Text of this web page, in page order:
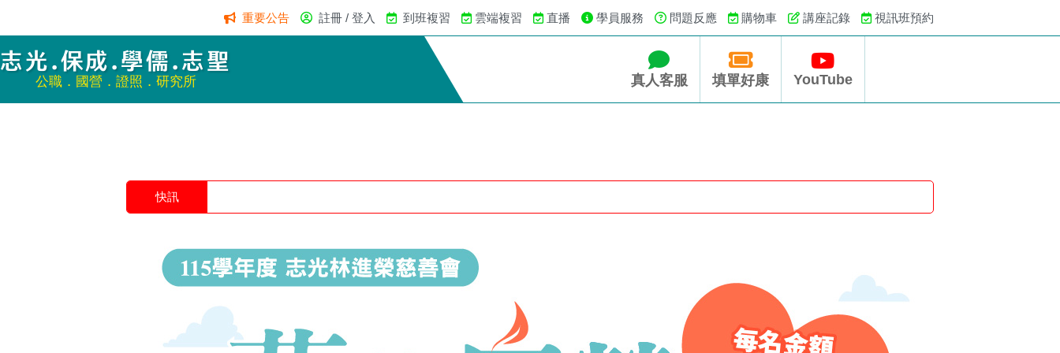
重要公告 註冊 / 登入 到班複習 雲端複習 直播 學員服務 問題反應 購物車 講座記錄 視訊班預約
志光.保成.學儒.志聖
公職．國營．證照．研究所 真人客服 填單好康 YouTube
快訊